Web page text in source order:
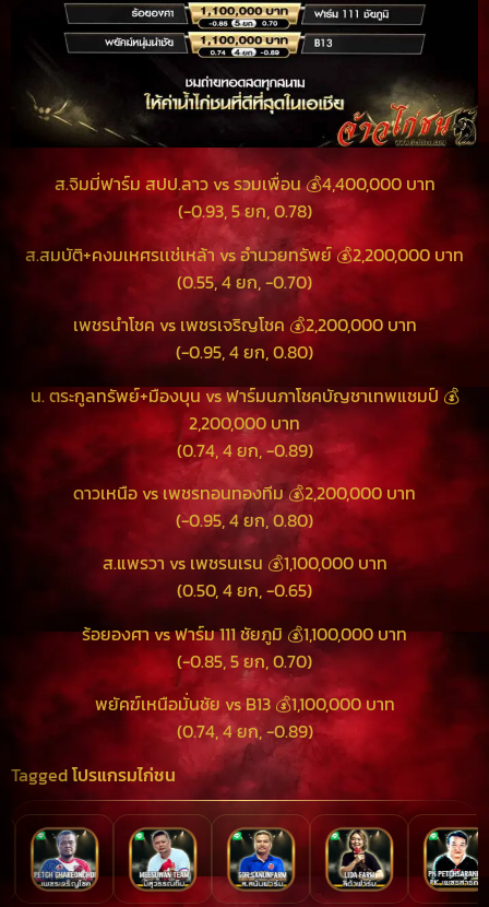
ส.จิมมี่ฟาร์ม สปป.ลาว vs รวมเพื่อน 💰4,400,000 บาท
(-0.93, 5 ยก, 0.78)
ส.สมบัติ+คงมเหศรเเช่เหล้า vs อำนวยทรัพย์ 💰2,200,000 บาท
(0.55, 4 ยก, -0.70)
เพชรนำโชค vs เพชรเจริญโชค 💰2,200,000 บาท
(-0.95, 4 ยก, 0.80)
น. ตระกูลทรัพย์+มืองบุน vs ฟาร์มนภาโชคบัญชาเทพแชมป์ 💰
2,200,000 บาท
(0.74, 4 ยก, -0.89)
ดาวเหนือ vs เพชรทอนทองทีม 💰2,200,000 บาท
(-0.95, 4 ยก, 0.80)
ส.แพรวา vs เพชรนเรน 💰1,100,000 บาท
(0.50, 4 ยก, -0.65)
ร้อยองศา vs ฟาร์ม 111 ชัยภูมิ 💰1,100,000 บาท
(-0.85, 5 ยก, 0.70)
พยัคฆ์เหนือมั่นชัย vs B13 💰1,100,000 บาท
(0.74, 4 ยก, -0.89)
Taggedโปรแกรมไก่ชน